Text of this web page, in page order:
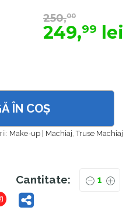
Make-up | Machiaj,Truse Machiaj
250,00
249,99 lei
ÎN COȘ
Cantitate: